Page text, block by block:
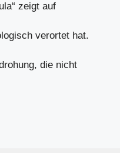
zeigt auf
verortet hat.
die nicht